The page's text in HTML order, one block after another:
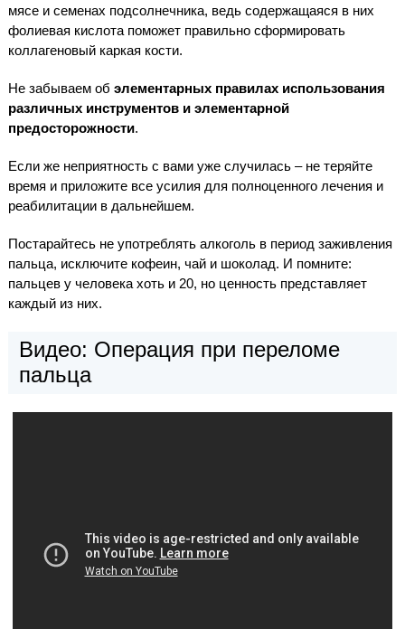
мясе и семенах подсолнечника, ведь содержащаяся в них
фолиевая кислота поможет правильно сформировать
коллагеновый каркая кости.
Не забываем об элементарных правилах использования
различных инструментов и элементарной
предосторожности.
Если же неприятность с вами уже случилась – не теряйте
время и приложите все усилия для полноценного лечения и
реабилитации в дальнейшем.
Постарайтесь не употреблять алкоголь в период заживления
пальца, исключите кофеин, чай и шоколад. И помните:
пальцев у человека хоть и 20, но ценность представляет
каждый из них.
Видео: Операция при переломе
пальца